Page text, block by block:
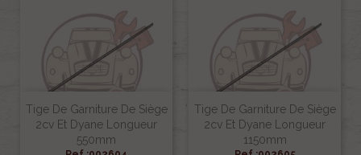
Tige De Garniture De Siège
2cv Et Dyane Longueur
550mm
Tige De Garniture De Siège
2cv Et Dyane Longueur
1150mm